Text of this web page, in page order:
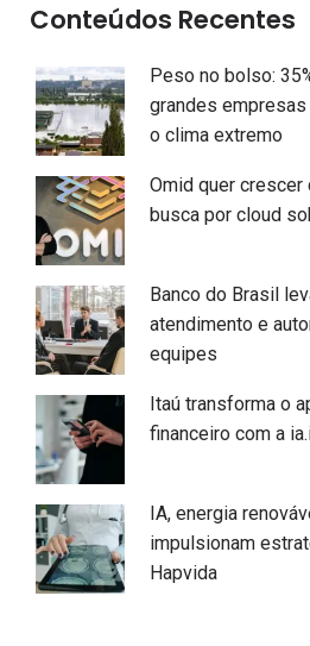
Conteúdos Recentes
Peso no bolso:
grandes
o clima extremo
Omid quer crescer
busca por cloud
Banco do Brasil
atendimento e
equipes
Itaú transforma o
financeiro com a
IA, energia
impulsionam
Hapvida